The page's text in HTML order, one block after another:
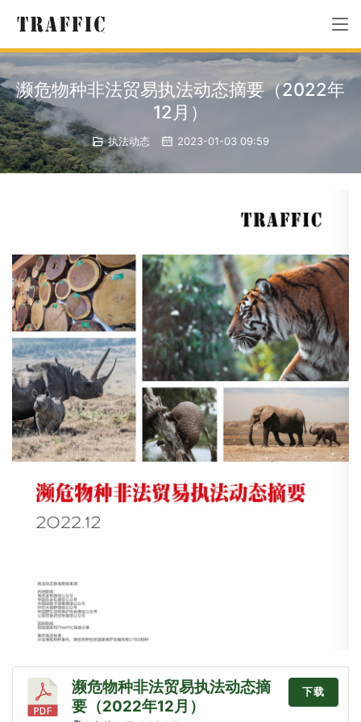
濒危物种非法贸易执法动态摘要（2022年
12月）
执法动态 2023-01-03 09:59
濒危物种非法贸易执法动态摘
要（2022年12月）
下载